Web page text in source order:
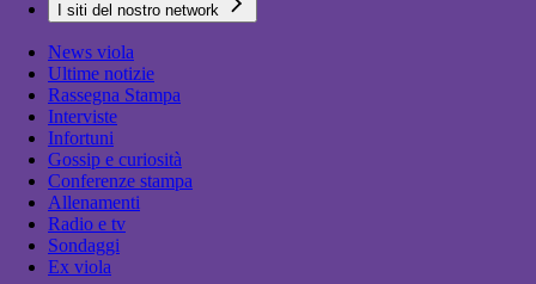
I siti del nostro network
News viola
Ultime notizie
Rassegna Stampa
Interviste
Infortuni
Gossip e curiosità
Conferenze stampa
Allenamenti
Radio e tv
Sondaggi
Ex viola